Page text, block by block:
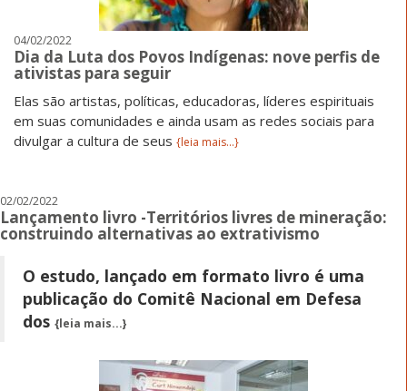
04/02/2022
Dia da Luta dos Povos Indígenas: nove perfis de
ativistas para seguir
Elas são artistas, políticas, educadoras, líderes espirituais
em suas comunidades e ainda usam as redes sociais para
divulgar a cultura de seus {leia mais...}
02/02/2022
Lançamento livro -Territórios livres de mineração:
construindo alternativas ao extrativismo
O estudo, lançado em formato livro é uma
publicação do Comitê Nacional em Defesa
dos {leia mais...}